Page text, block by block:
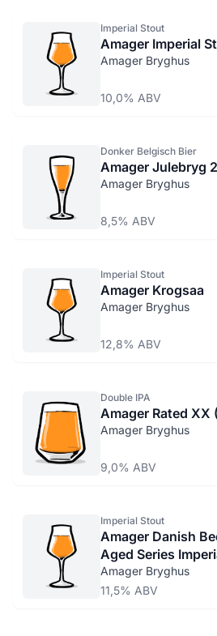
Imperial Stout
Amager Imperial
Amager Bryghus
10,0% ABV
Donker Belgisch Bier
Amager Julebryg
Amager Bryghus
8,5% ABV
Imperial Stout
Amager Krogsaa
Amager Bryghus
12,8% ABV
Double IPA
Amager Rated XX
Amager Bryghus
9,0% ABV
Imperial Stout
Amager Danish
Aged Series
Amager Bryghus
11,5% ABV